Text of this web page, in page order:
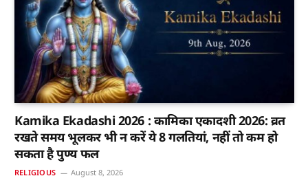
Kamika Ekadashi 2026 : कामिका एकादशी 2026: व्रत
रखते समय भूलकर भी न करें ये 8 गलतियां, नहीं तो कम हो
सकता है पुण्य फल
RELIGIOUS August 8, 2026